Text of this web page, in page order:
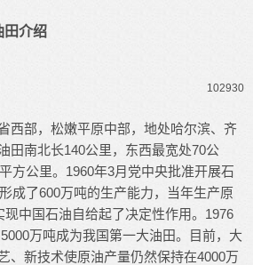
田介绍
102930
部，松嫩平原中部，地处哈尔滨、齐
田南北长140公里，东西最宽处70公
方公里。1960年3月党中央批准开展石
成了600万吨的生产能力，当年生产原
现中国石油自给起了决定性作用。1976
万吨成为我国第一大油田。目前，大
、新技术使原油产量仍然保持在4000万